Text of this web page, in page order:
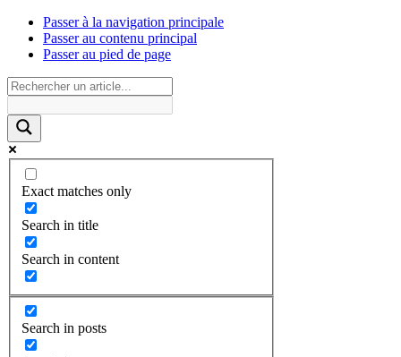
Passer à la navigation principale
Passer au contenu principal
Passer au pied de page
Exact matches only
Search in title
Search in content
Search in posts